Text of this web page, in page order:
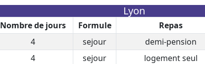
Lyon
Nombre de jours Formule Repas
4 sejour demi-pension
4 sejour logement seul